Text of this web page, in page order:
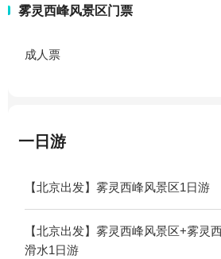
雾灵西峰风景区门票
成人票
一日游
【北京出发】雾灵西峰风景区1日游
【北京出发】雾灵西峰风景区+雾灵
滑水1日游